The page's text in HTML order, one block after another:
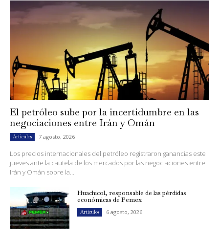
El petróleo sube por la incertidumbre en las
negociaciones entre Irán y Omán
Artículos 7 agosto, 2026
Los precios internacionales del petróleo registraron ganancias este
jueves ante la cautela de los mercados por las negociaciones entre
Irán y Omán sobre la...
Huachicol, responsable de las pérdidas
económicas de Pemex
Artículos 6 agosto, 2026